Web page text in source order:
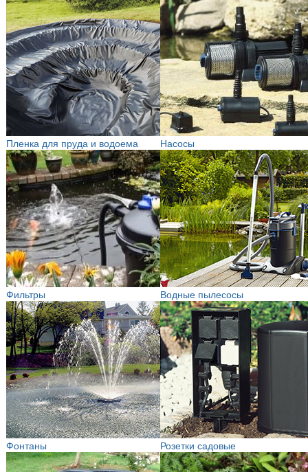
Пленка для пруда и водоема Насосы
Фильтры Водные пылесосы
Фонтаны Розетки садовые